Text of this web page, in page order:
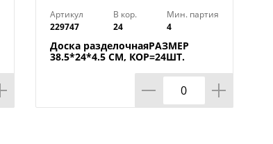
Артикул
229747
В кор.
24
Мин. партия
4
Доска разделочнаяРАЗМЕР
38.5*24*4.5 СМ, КОР=24ШТ.